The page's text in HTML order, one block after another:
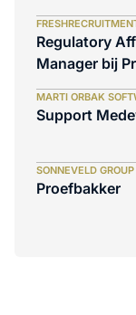
Regulatory
Manager bij
MARTI ORBAK
Support
SONNEVELD
Proefbakker